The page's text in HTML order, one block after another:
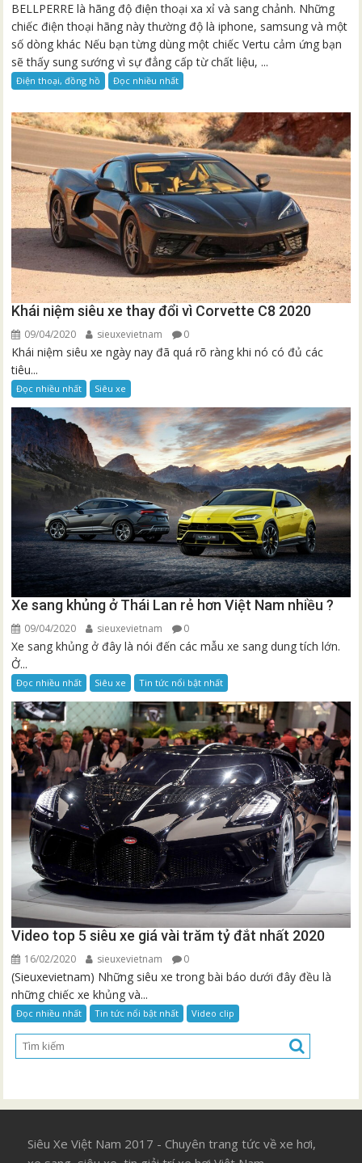
BELLPERRE là hãng độ điện thoại xa xỉ và sang chảnh. Những
chiếc điện thoại hãng này thường độ là iphone, samsung và một
số dòng khác Nếu bạn từng dùng một chiếc Vertu cảm ứng bạn
sẽ thấy sung sướng vì sự đẳng cấp từ chất liệu, ...
Điện thoại, đồng hồ Đọc nhiều nhất
Khái niệm siêu xe thay đổi vì Corvette C8 2020
09/04/2020 sieuxevietnam 0
Khái niệm siêu xe ngày nay đã quá rõ ràng khi nó có đủ các
tiêu...
Đọc nhiều nhất Siêu xe
Xe sang khủng ở Thái Lan rẻ hơn Việt Nam nhiều ?
09/04/2020 sieuxevietnam 0
Xe sang khủng ở đây là nói đến các mẫu xe sang dung tích lớn.
Ở...
Đọc nhiều nhất Siêu xe Tin tức nổi bật nhất
Video top 5 siêu xe giá vài trăm tỷ đắt nhất 2020
16/02/2020 sieuxevietnam 0
(Sieuxevietnam) Những siêu xe trong bài báo dưới đây đều là
những chiếc xe khủng và...
Đọc nhiều nhất Tin tức nổi bật nhất Video clip
Siêu Xe Việt Nam 2017 - Chuyên trang tức về xe hơi,